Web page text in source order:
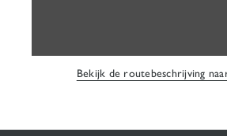
Bekijk de routebeschrijving